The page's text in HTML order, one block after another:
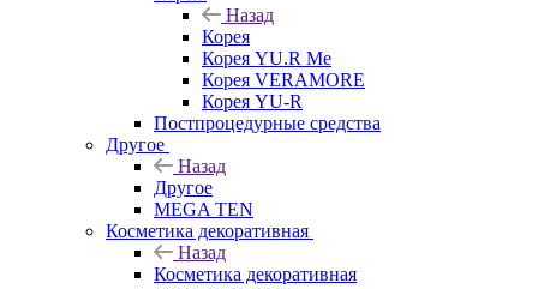
Назад
Корея
Корея YU.R Me
Корея VERAMORE
Корея YU-R
Постпроцедурные средства
Другое
Назад
Другое
MEGA TEN
Косметика декоративная
Назад
Косметика декоративная